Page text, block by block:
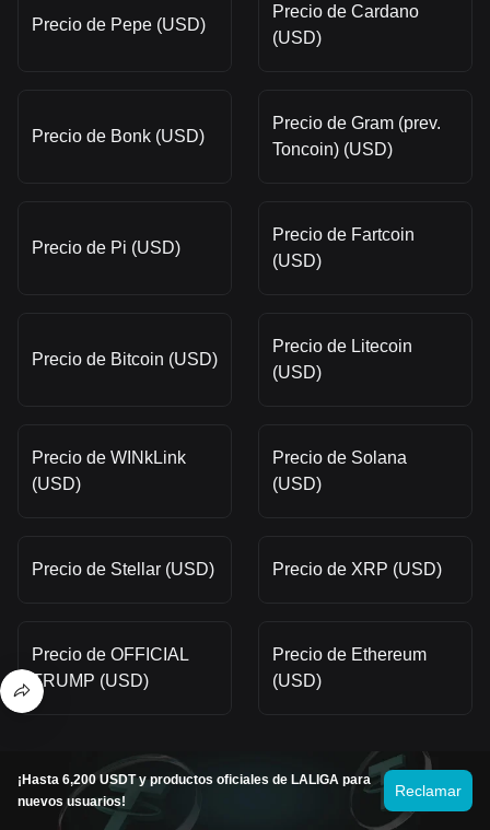
Precio de Pepe (USD)
Precio de Cardano
(USD)
Precio de Bonk (USD)
Precio de Gram (prev.
Toncoin) (USD)
Precio de Pi (USD)
Precio de Fartcoin
(USD)
Precio de Bitcoin (USD)
Precio de Litecoin
(USD)
Precio de WINkLink
(USD)
Precio de Solana
(USD)
Precio de Stellar (USD) Precio de XRP (USD)
Precio de OFFICIAL
TRUMP (USD)
Precio de Ethereum
(USD)
Precios de las monedas recién
¡Hasta 6,200 USDT y productos oficiales de LALIGA para
nuevos usuarios!
Reclamar